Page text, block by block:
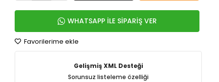
WHATSAPP İLE SİPARİŞ VER
Favorilerime ekle
Gelişmiş XML Desteği
Sorunsuz listeleme özelliği